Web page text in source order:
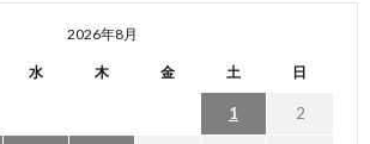
2026年8月
水 木 金 土 日
1 2